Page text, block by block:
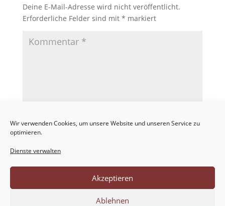
Wir verwenden Cookies, um unsere Website und unseren Service zu
optimieren.
Dienste verwalten
Akzeptieren
Ablehnen
Deine E-Mail-Adresse wird nicht veröffentlicht.
Erforderliche Felder sind mit * markiert